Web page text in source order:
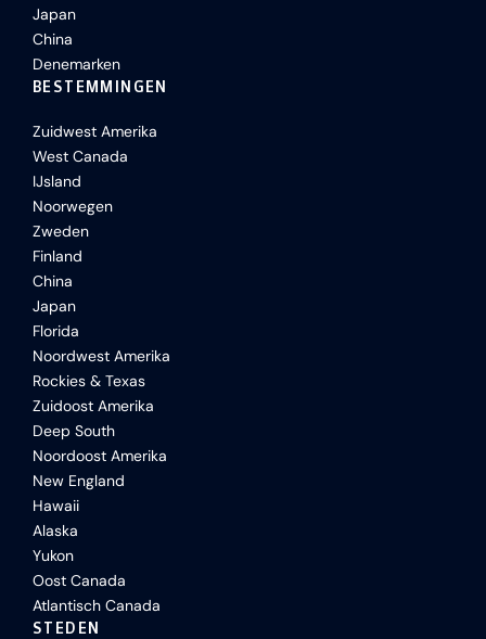
Japan
China
Denemarken
BESTEMMINGEN
Zuidwest Amerika
West Canada
IJsland
Noorwegen
Zweden
Finland
China
Japan
Florida
Noordwest Amerika
Rockies & Texas
Zuidoost Amerika
Deep South
Noordoost Amerika
New England
Hawaii
Alaska
Yukon
Oost Canada
Atlantisch Canada
STEDEN